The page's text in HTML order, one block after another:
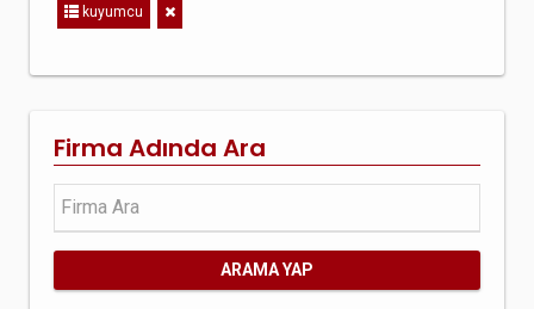
kuyumcu
Firma Adında Ara
ARAMA YAP